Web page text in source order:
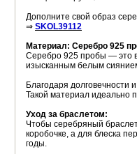
Дополните свой образ
⇒ SKOL39112
Материал: Серебро 925
Серебро 925 пробы — это
изысканным белым
Благодаря долговечности
Такой материал идеально
Уход за браслетом:
Чтобы серебряный браслет
коробочке, а для блеска
годы.